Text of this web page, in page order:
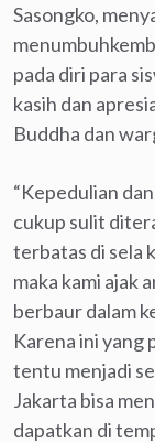
Sasongko,
pada diri para
kasih dan
Buddha dan
“Kepedulian
cukup sulit
terbatas di sela
maka kami ajak
berbaur dalam
Karena ini yang
tentu menjadi
Jakarta bisa
dapatkan di